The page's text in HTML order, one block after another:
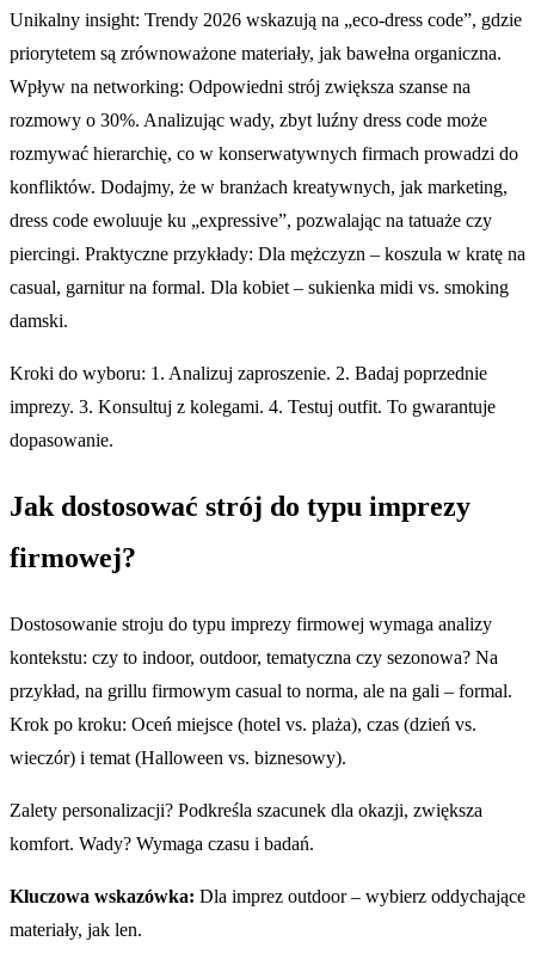
Unikalny insight: Trendy 2026 wskazują na „eco-dress code”, gdzie
priorytetem są zrównoważone materiały, jak bawełna organiczna.
Wpływ na networking: Odpowiedni strój zwiększa szanse na
rozmowy o 30%. Analizując wady, zbyt luźny dress code może
rozmywać hierarchię, co w konserwatywnych firmach prowadzi do
konfliktów. Dodajmy, że w branżach kreatywnych, jak marketing,
dress code ewoluuje ku „expressive”, pozwalając na tatuaże czy
piercingi. Praktyczne przykłady: Dla mężczyzn – koszula w kratę na
casual, garnitur na formal. Dla kobiet – sukienka midi vs. smoking
damski.
Kroki do wyboru: 1. Analizuj zaproszenie. 2. Badaj poprzednie
imprezy. 3. Konsultuj z kolegami. 4. Testuj outfit. To gwarantuje
dopasowanie.
Jak dostosować strój do typu imprezy
firmowej?
Dostosowanie stroju do typu imprezy firmowej wymaga analizy
kontekstu: czy to indoor, outdoor, tematyczna czy sezonowa? Na
przykład, na grillu firmowym casual to norma, ale na gali – formal.
Krok po kroku: Oceń miejsce (hotel vs. plaża), czas (dzień vs.
wieczór) i temat (Halloween vs. biznesowy).
Zalety personalizacji? Podkreśla szacunek dla okazji, zwiększa
komfort. Wady? Wymaga czasu i badań.
Kluczowa wskazówka: Dla imprez outdoor – wybierz oddychające
materiały, jak len.